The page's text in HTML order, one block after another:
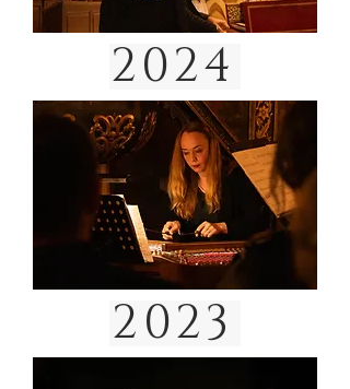
2024
2023